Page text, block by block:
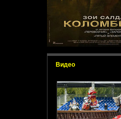
Видео